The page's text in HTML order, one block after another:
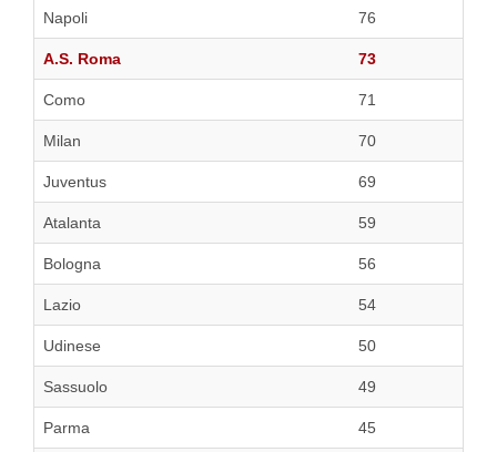
Napoli 76
A.S. Roma 73
Como 71
Milan 70
Juventus 69
Atalanta 59
Bologna 56
Lazio 54
Udinese 50
Sassuolo 49
Parma 45